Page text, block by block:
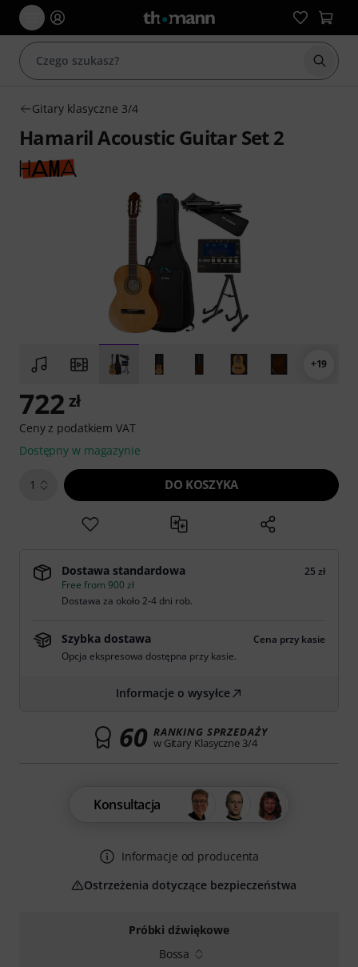
Gitary klasyczne 3/4
Hamaril Acoustic Guitar Set 2
+19
Próbki dźwiękowe
Bossa
722 zł
Ceny z podatkiem VAT
Dostępny w magazynie
1 DO KOSZYKA
Dostawa standardowa
25 zł
Free from 900 zł
Dostawa za około 2-4 dni rob.
Szybka dostawa
Cena przy kasie
Opcja ekspresowa dostępna przy kasie.
Informacje o wysyłce
60 RANKING SPRZEDAŻY
w Gitary Klasyczne 3/4
Konsultacja
Informacje od producenta
Ostrzeżenia dotyczące bezpieczeństwa